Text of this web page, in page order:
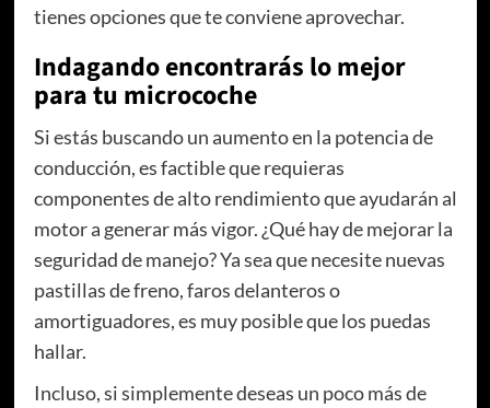
tienes opciones que te conviene aprovechar.
Indagando encontrarás lo mejor
para tu microcoche
Si estás buscando un aumento en la potencia de
conducción, es factible que requieras
componentes de alto rendimiento que ayudarán al
motor a generar más vigor. ¿Qué hay de mejorar la
seguridad de manejo? Ya sea que necesite nuevas
pastillas de freno, faros delanteros o
amortiguadores, es muy posible que los puedas
hallar.
Incluso, si simplemente deseas un poco más de